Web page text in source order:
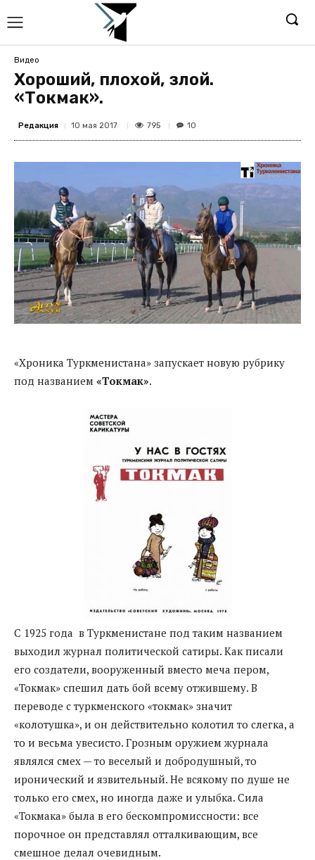
Видео
Хороший, плохой, злой.
«Токмак».
Редакция 10 мая 2017 795 10
«Хроника Туркменистана» запускает новую рубрику
под названием «Токмак».
С 1925 года в Туркменистане под таким названием
выходил журнал политической сатиры. Как писали
его создатели, вооруженный вместо меча пером,
«Токмак» спешил дать бой всему отжившему. В
переводе с туркменского «токмак» значит
«колотушка», и он действительно колотил то слегка, а
то и весьма увесисто. Грозным оружием журнала
являлся смех — то веселый и добродушный, то
иронический и язвительный. Не всякому по душе не
только его смех, но иногда даже и улыбка. Сила
«Токмака» была в его бескомпромиссности: все
порочное он представлял отталкивающим, все
смешное делал очевидным.